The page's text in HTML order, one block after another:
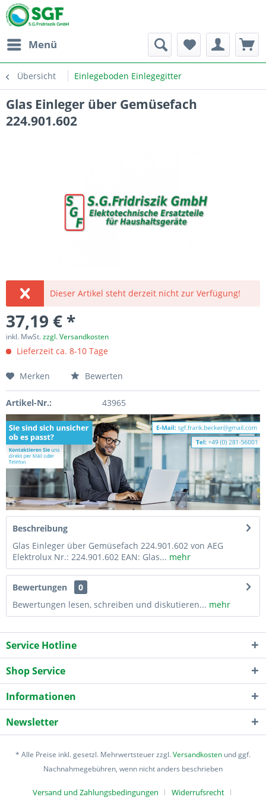
Menü
Übersicht Einlegeboden Einlegegitter
Glas Einleger über Gemüsefach
224.901.602
Dieser Artikel steht derzeit nicht zur Verfügung!
37,19 € *
inkl. MwSt.zzgl. Versandkosten
Lieferzeit ca. 8-10 Tage
Merken Bewerten
Artikel-Nr.: 43965
Beschreibung
Glas Einleger über Gemüsefach 224.901.602 von AEG
Elektrolux Nr.: 224.901.602 EAN: Glas... mehr
Bewertungen
0
Bewertungen lesen, schreiben und diskutieren... mehr
Service Hotline
Shop Service
Informationen
Newsletter
* Alle Preise inkl. gesetzl. Mehrwertsteuer zzgl.Versandkosten und ggf.
Nachnahmegebühren, wenn nicht anders beschrieben
Versand und Zahlungsbedingungen Widerrufsrecht